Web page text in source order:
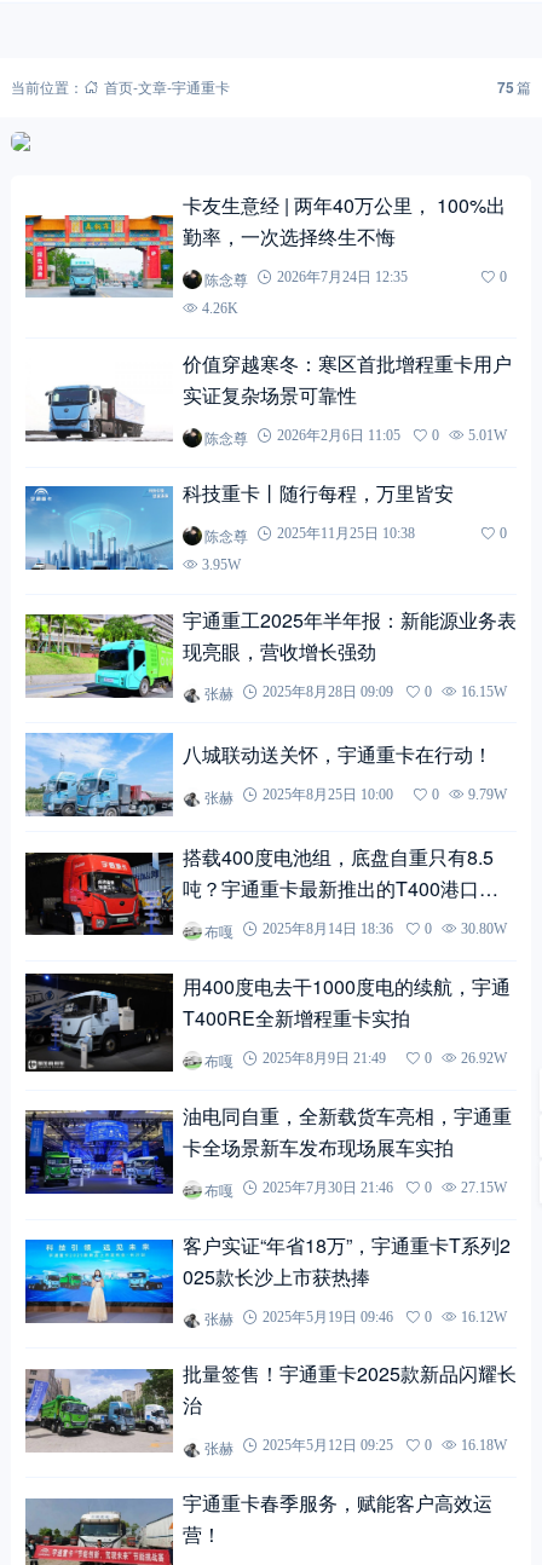
当前位置： 首页-文章-宇通重卡 75篇
卡友生意经 | 两年40万公里， 100%出
勤率，一次选择终生不悔
陈念尊 2026年7月24日 12:35
0
4.26K
价值穿越寒冬：寒区首批增程重卡用户
实证复杂场景可靠性
陈念尊 2026年2月6日 11:05 0 5.01W
科技重卡丨随行每程，万里皆安
陈念尊 2025年11月25日 10:38
0
3.95W
宇通重工2025年半年报：新能源业务表
现亮眼，营收增长强劲
张赫 2025年8月28日 09:09 0 16.15W
八城联动送关怀，宇通重卡在行动！
张赫 2025年8月25日 10:00 0 9.79W
搭载400度电池组，底盘自重只有8.5
吨？宇通重卡最新推出的T400港口牵
引车实拍
布嘎 2025年8月14日 18:36 0 30.80W
用400度电去干1000度电的续航，宇通
T400RE全新增程重卡实拍
布嘎 2025年8月9日 21:49 0 26.92W
油电同自重，全新载货车亮相，宇通重
卡全场景新车发布现场展车实拍
布嘎 2025年7月30日 21:46 0 27.15W
客户实证“年省18万”，宇通重卡T系列2
025款长沙上市获热捧
张赫 2025年5月19日 09:46 0 16.12W
批量签售！宇通重卡2025款新品闪耀长
治
张赫 2025年5月12日 09:25 0 16.18W
宇通重卡春季服务，赋能客户高效运
营！